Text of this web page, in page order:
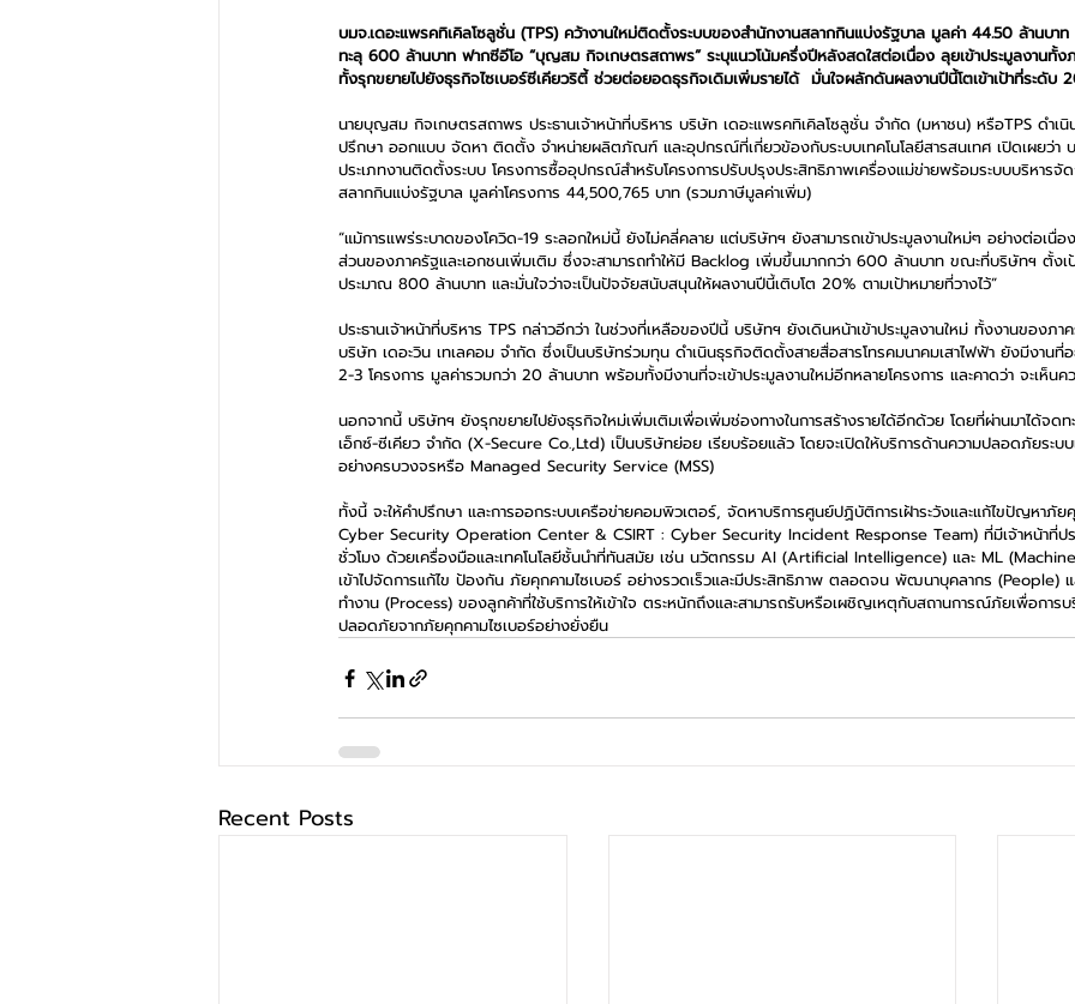
บมจ.เดอะแพรคทิเคิลโซลูชั่น (TPS) คว้างานใหม่ติดตั้งระบบของสำนักงานสลากกินแบ่งรัฐบาล มูลค่า 44.50 ล้านบ
ทะลุ 600 ล้านบาท ฟากซีอีโอ “บุญสม กิจเกษตรสถาพร” ระบุแนวโน้มครึ่งปีหลังสดใสต่อเนื่อง ลุยเข้าประมูลงานทั้ง
ทั้งรุกขยายไปยังธุรกิจไซเบอร์ซีเคียวริตี้ ช่วยต่อยอดธุรกิจเดิมเพิ่มรายได้  มั่นใจผลักดันผลงานปีนี้โตเข้าเป้าที่ระดับ
นายบุญสม กิจเกษตรสถาพร ประธานเจ้าหน้าที่บริหาร บริษัท เดอะแพรคทิเคิลโซลูชั่น จำกัด (มหาชน) หรือTPS ดำเนิ
ปรึกษา ออกแบบ จัดหา ติดตั้ง จำหน่ายผลิตภัณฑ์ และอุปกรณ์ที่เกี่ยวข้องกับระบบเทคโนโลยีสารสนเทศ เปิดเผยว่า
ประเภทงานติดตั้งระบบ โครงการซื้ออุปกรณ์สำหรับโครงการปรับปรุงประสิทธิภาพเครื่องแม่ข่ายพร้อมระบบบริหารจั
สลากกินแบ่งรัฐบาล มูลค่าโครงการ 44,500,765 บาท (รวมภาษีมูลค่าเพิ่ม)
“แม้การแพร่ระบาดของโควิด-19 ระลอกใหม่นี้ ยังไม่คลี่คลาย แต่บริษัทฯ ยังสามารถเข้าประมูลงานใหม่ๆ อย่างต่อเนื่อง
ส่วนของภาครัฐและเอกชนเพิ่มเติม ซึ่งจะสามารถทำให้มี Backlog เพิ่มขึ้นมากกว่า 600 ล้านบาท ขณะที่บริษัทฯ ตั้ง
ประมาณ 800 ล้านบาท และมั่นใจว่าจะเป็นปัจจัยสนับสนุนให้ผลงานปีนี้เติบโต 20% ตามเป้าหมายที่วางไว้”
ประธานเจ้าหน้าที่บริหาร TPS กล่าวอีกว่า ในช่วงที่เหลือของปีนี้ บริษัทฯ ยังเดินหน้าเข้าประมูลงานใหม่ ทั้งงานของภ
บริษัท เดอะวิน เทเลคอม จำกัด ซึ่งเป็นบริษัทร่วมทุน ดำเนินธุรกิจติดตั้งสายสื่อสารโทรคมนาคมเสาไฟฟ้า ยังมีงานที่อ
2-3 โครงการ มูลค่ารวมกว่า 20 ล้านบาท พร้อมทั้งมีงานที่จะเข้าประมูลงานใหม่อีกหลายโครงการ และคาดว่า จะเห็นค
นอกจากนี้ บริษัทฯ ยังรุกขยายไปยังธุรกิจใหม่เพิ่มเติมเพื่อเพิ่มช่องทางในการสร้างรายได้อีกด้วย โดยที่ผ่านมาได้จ
เอ็กซ์-ซีเคียว จำกัด (X-Secure Co.,Ltd) เป็นบริษัทย่อย เรียบร้อยแล้ว โดยจะเปิดให้บริการด้านความปลอดภัยระบ
อย่างครบวงจรหรือ Managed Security Service (MSS)
ทั้งนี้ จะให้คำปรึกษา และการออกระบบเครือข่ายคอมพิวเตอร์, จัดหาบริการศูนย์ปฏิบัติการเฝ้าระวังและแก้ไขปัญหาภัย
Cyber Security Operation Center & CSIRT : Cyber Security Incident Response Team) ที่มีเจ้าหน้าที่
ชั่วโมง ด้วยเครื่องมือและเทคโนโลยีชั้นนำที่ทันสมัย เช่น นวัตกรรม AI (Artificial Intelligence) และ ML
เข้าไปจัดการแก้ไข ป้องกัน ภัยคุกคามไซเบอร์ อย่างรวดเร็วและมีประสิทธิภาพ ตลอดจน พัฒนาบุคลากร (People) แ
ทำงาน (Process) ของลูกค้าที่ใช้บริการให้เข้าใจ ตระหนักถึงและสามารถรับหรือเผชิญเหตุกับสถานการณ์ภัยเพื่อการบ
ปลอดภัยจากภัยคุกคามไซเบอร์อย่างยั่งยืน
Recent Posts